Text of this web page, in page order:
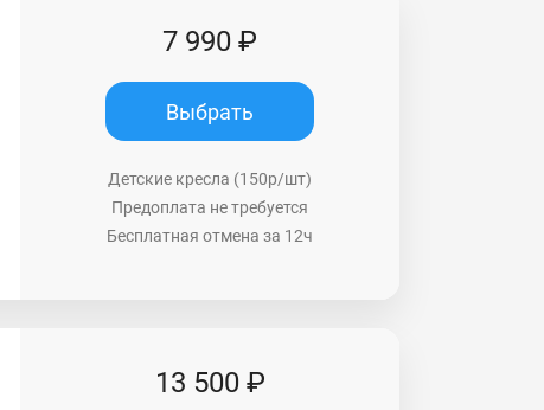
7 990 ₽
Выбрать
Детские кресла (150р/шт)
Предоплата не требуется
Бесплатная отмена за 12ч
13 500 ₽